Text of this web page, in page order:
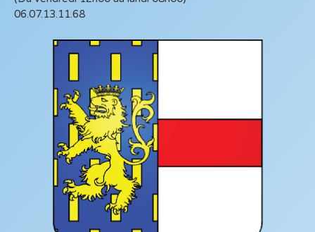
06.07.13.11.68